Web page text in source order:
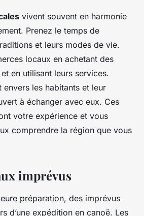
vivent souvent en harmonie
Prenez le temps de
et leurs modes de vie.
locaux en achetant des
en utilisant leurs services.
les habitants et leur
à échanger avec eux. Ces
votre expérience et vous
comprendre la région que vous
imprévus
préparation, des imprévus
d’une expédition en canoë. Les